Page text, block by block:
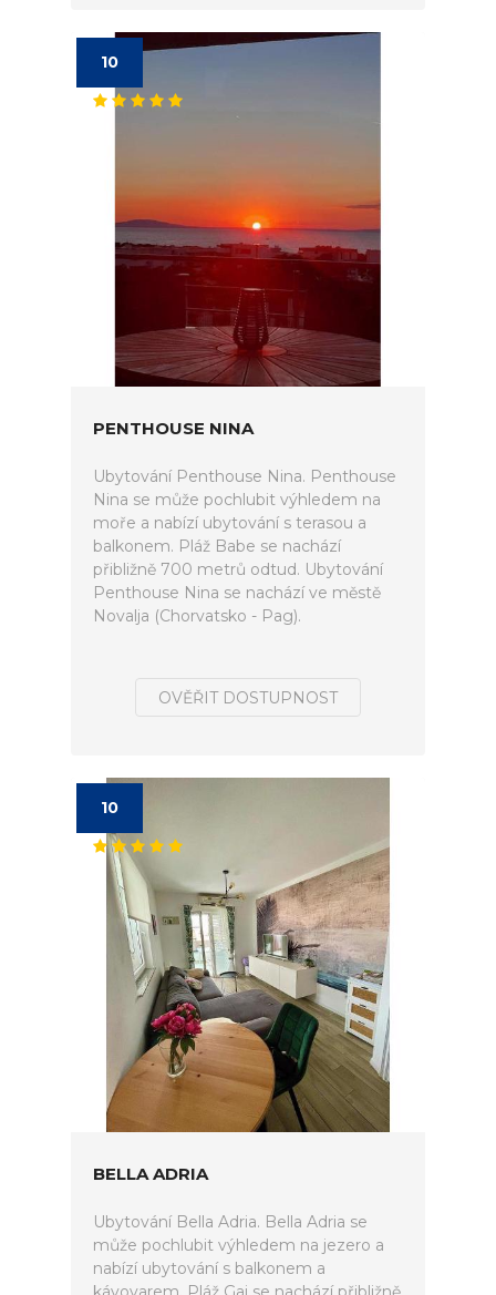
10
PENTHOUSE NINA
Ubytování Penthouse Nina. Penthouse
Nina se může pochlubit výhledem na
moře a nabízí ubytování s terasou a
balkonem. Pláž Babe se nachází
přibližně 700 metrů odtud. Ubytování
Penthouse Nina se nachází ve městě
Novalja (Chorvatsko - Pag).
OVĚŘIT DOSTUPNOST
10
BELLA ADRIA
Ubytování Bella Adria. Bella Adria se
může pochlubit výhledem na jezero a
nabízí ubytování s balkonem a